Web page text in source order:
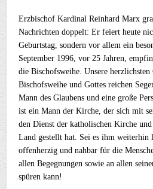
Erzbischof Kardinal Reinhard Marx
Nachrichten doppelt: Er feiert heute
Geburtstag, sondern vor allem ein
September 1996, vor 25 Jahren,
die Bischofsweihe. Unsere
Bischofsweihe und Gottes reichen
Mann des Glaubens und eine große
ist ein Mann der Kirche, der sich mit
den Dienst der katholischen Kirche
Land gestellt hat. Sei es ihm weiterhin
offenherzig und nahbar für die
allen Begegnungen sowie an allen
spüren kann!